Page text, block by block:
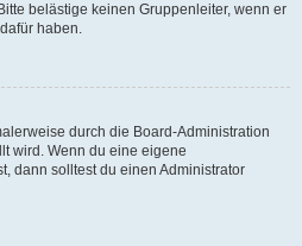
belästige keinen Gruppenleiter, wenn er
haben.
durch die Board-Administration
wird. Wenn du eine eigene
dann solltest du einen Administrator